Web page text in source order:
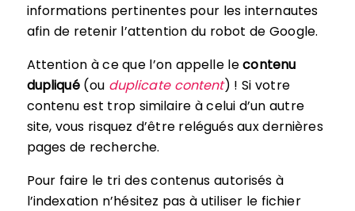
informations pertinentes pour les internautes
afin de retenir l’attention du robot de Google.
Attention à ce que l’on appelle lecontenu
dupliqué(ou duplicate content) ! Si votre
contenu est trop similaire à celui d’un autre
site, vous risquez d’être relégués aux dernières
pages de recherche.
Pour faire le tri des contenus autorisés à
l’indexation n’hésitez pas à utiliser le fichier